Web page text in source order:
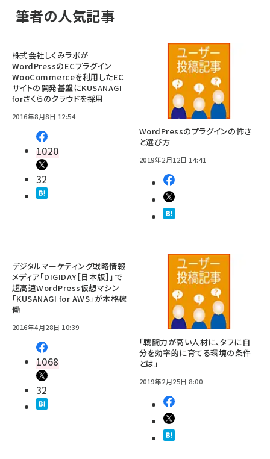
筆者の人気記事
株式会社しくみラボが
WordPressのECプラグイン
WooCommerceを利用したEC
サイトの開発基盤にKUSANAGI
forさくらのクラウドを採用
2016年8月8日 12:54
1020
32
WordPressのプラグインの怖さ
と選び方
2019年2月12日 14:41
デジタルマーケティング戦略情報
メディア「DIGIDAY［日本版］」で
超高速WordPress仮想マシン
「KUSANAGI for AWS」が本格稼
働
2016年4月28日 10:39
1068
32
「戦闘力が高い人材に、タフに自
分を効率的に育てる環境の条件
とは」
2019年2月25日 8:00